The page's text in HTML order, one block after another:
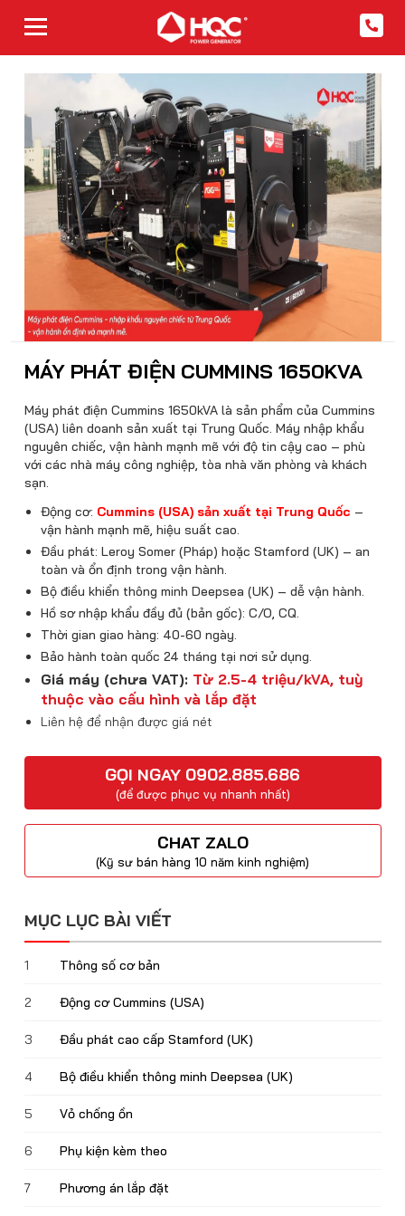
MÁY PHÁT ĐIỆN CUMMINS 1650KVA
Máy phát điện Cummins 1650kVA là sản phẩm của Cummins
(USA) liên doanh sản xuất tại Trung Quốc. Máy nhập khẩu
nguyên chiếc, vận hành mạnh mẽ với độ tin cậy cao – phù
với các nhà máy công nghiệp, tòa nhà văn phòng và khách
sạn.
Động cơ: Cummins (USA) sản xuất tại Trung Quốc –
vận hành mạnh mẽ, hiệu suất cao.
Đầu phát: Leroy Somer (Pháp) hoặc Stamford (UK) – an
toàn và ổn định trong vận hành.
Bộ điều khiển thông minh Deepsea (UK) – dễ vận hành.
Hồ sơ nhập khẩu đầy đủ (bản gốc): C/O, CQ.
Thời gian giao hàng: 40-60 ngày.
Bảo hành toàn quốc 24 tháng tại nơi sử dụng.
Giá máy (chưa VAT): Từ 2.5-4 triệu/kVA, tuỳ
thuộc vào cấu hình và lắp đặt
Liên hệ để nhận được giá nét
GỌI NGAY 0902.885.686
(để được phục vụ nhanh nhất)
CHAT ZALO
(Kỹ sư bán hàng 10 năm kinh nghiệm)
MỤC LỤC BÀI VIẾT
1 Thông số cơ bản
2 Động cơ Cummins (USA)
3 Đầu phát cao cấp Stamford (UK)
4 Bộ điều khiển thông minh Deepsea (UK)
5 Vỏ chống ồn
6 Phụ kiện kèm theo
7 Phương án lắp đặt